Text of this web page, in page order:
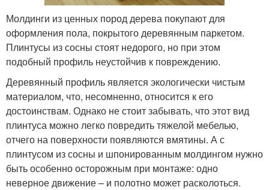
Молдинги из ценных пород дерева покупают для
оформления пола, покрытого деревянным паркетом.
Плинтусы из сосны стоят недорого, но при этом
подобный профиль неустойчив к повреждению.
Деревянный профиль является экологически чистым
материалом, что, несомненно, относится к его
достоинствам. Однако не стоит забывать, что этот вид
плинтуса можно легко повредить тяжелой мебелью,
отчего на поверхности появляются вмятины. А с
плинтусом из сосны и шпонированным молдингом нужно
быть особенно осторожным при монтаже: одно
неверное движение – и полотно может расколоться.